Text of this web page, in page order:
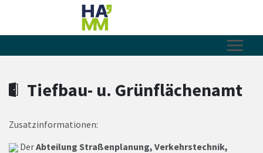
Zum Header
Zum Hauptinhalt
Zum Footer
Zum Hauptinhalt springen
Tiefbau- u. Grünflächenamt
Zusatzinformationen:
DerAbteilung Straßenplanung, Verkehrstechnik,